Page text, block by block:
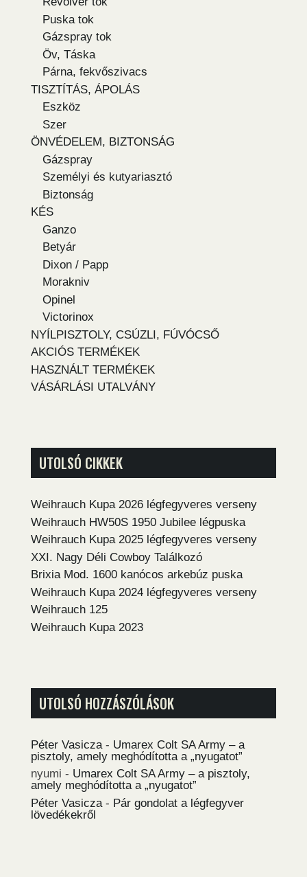
Puska tok
Gázspray tok
Öv, Táska
Párna, fekvőszivacs
TISZTÍTÁS, ÁPOLÁS
Eszköz
Szer
ÖNVÉDELEM, BIZTONSÁG
Gázspray
Személyi és kutyariasztó
Biztonság
KÉS
Ganzo
Betyár
Dixon / Papp
Morakniv
Opinel
Victorinox
NYÍLPISZTOLY, CSÚZLI, FÚVÓCSŐ
AKCIÓS TERMÉKEK
HASZNÁLT TERMÉKEK
VÁSÁRLÁSI UTALVÁNY
UTOLSÓ CIKKEK
Weihrauch Kupa 2026 légfegyveres verseny
Weihrauch HW50S 1950 Jubilee légpuska
Weihrauch Kupa 2025 légfegyveres verseny
XXI. Nagy Déli Cowboy Találkozó
Brixia Mod. 1600 kanócos arkebúz puska
Weihrauch Kupa 2024 légfegyveres verseny
Weihrauch 125
Weihrauch Kupa 2023
UTOLSÓ HOZZÁSZÓLÁSOK
Péter Vasicza - Umarex Colt SA Army – a
pisztoly, amely meghódította a „nyugatot”
nyumi - Umarex Colt SA Army – a pisztoly,
amely meghódította a „nyugatot”
Péter Vasicza - Pár gondolat a légfegyver
lövedékekről